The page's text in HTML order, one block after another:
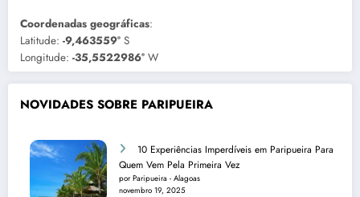
Coordenadas geográficas:
Latitude: -9,463559° S
Longitude: -35,5522986° W
NOVIDADES SOBRE PARIPUEIRA
10 Experiências Imperdíveis em Paripueira Para
Quem Vem Pela Primeira Vez
por Paripueira - Alagoas
novembro 19, 2025